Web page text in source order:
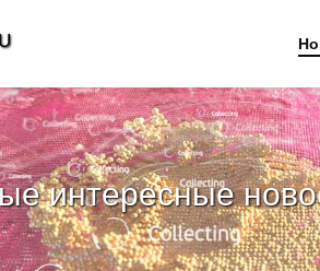
интересные